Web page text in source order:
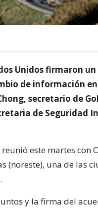
Unidos firmaron
de información
secretario de
de Seguridad
este martes con
(noreste), una de las
y la firma del